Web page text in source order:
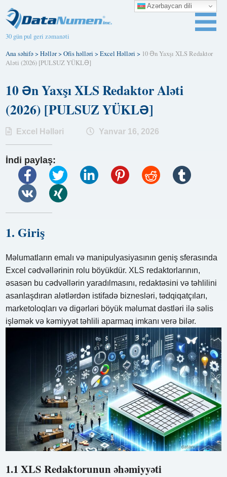
30 gün pul geri zəmanəti
Ana səhifə>Həllər>Ofis həlləri >Excel Həlləri > 10 Ən Yaxşı XLS Redaktor
Aləti (2026) [PULSUZ YÜKLƏ]
10 Ən Yaxşı XLS Redaktor Aləti
(2026) [PULSUZ YÜKLƏ]
Excel Həlləri Yanvar 16, 2026
İndi paylaş:
1. Giriş
Məlumatların emalı və manipulyasiyasının geniş sferasında
Excel cədvəllərinin rolu böyükdür. XLS redaktorlarının,
əsasən bu cədvəllərin yaradılmasını, redaktəsini və təhlilini
asanlaşdıran alətlərdən istifadə biznesləri, tədqiqatçıları,
marketoloqları və digərləri böyük məlumat dəstləri ilə səlis
işləmək və kəmiyyət təhlili aparmaq imkanı verə bilər.
1.1 XLS Redaktorunun əhəmiyyəti
Azərbaycan dili